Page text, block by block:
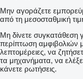
Μην αγοράζετε
από τη μεσοσταθμική
Μη δίνετε συγκατάθεση
περίπτωση αμφιβολιών
λεπτομέρειες, να
τα μηχανήματα, να
κάνετε ρωτήσεις.